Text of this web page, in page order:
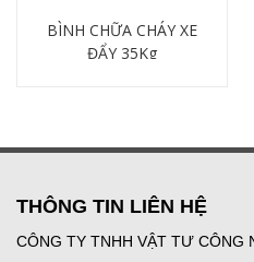
BÌNH CHỮA CHÁY XE
ĐẨY 35Kg
THÔNG TIN LIÊN HỆ
CÔNG TY TNHH VẬT TƯ CÔNG